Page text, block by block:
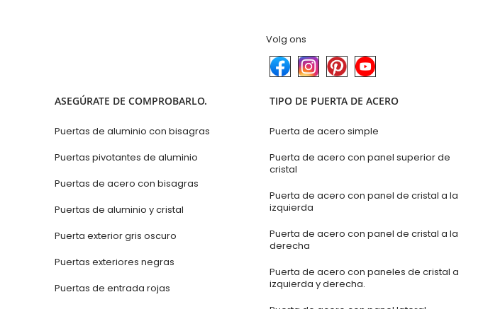
Volg ons
ASEGÚRATE DE COMPROBARLO.
Puertas de aluminio con bisagras
Puertas pivotantes de aluminio
Puertas de acero con bisagras
Puertas de aluminio y cristal
Puerta exterior gris oscuro
Puertas exteriores negras
Puertas de entrada rojas
TIPO DE PUERTA DE ACERO
Puerta de acero simple
Puerta de acero con panel superior de
cristal
Puerta de acero con panel de cristal a la
izquierda
Puerta de acero con panel de cristal a la
derecha
Puerta de acero con paneles de cristal a
izquierda y derecha.